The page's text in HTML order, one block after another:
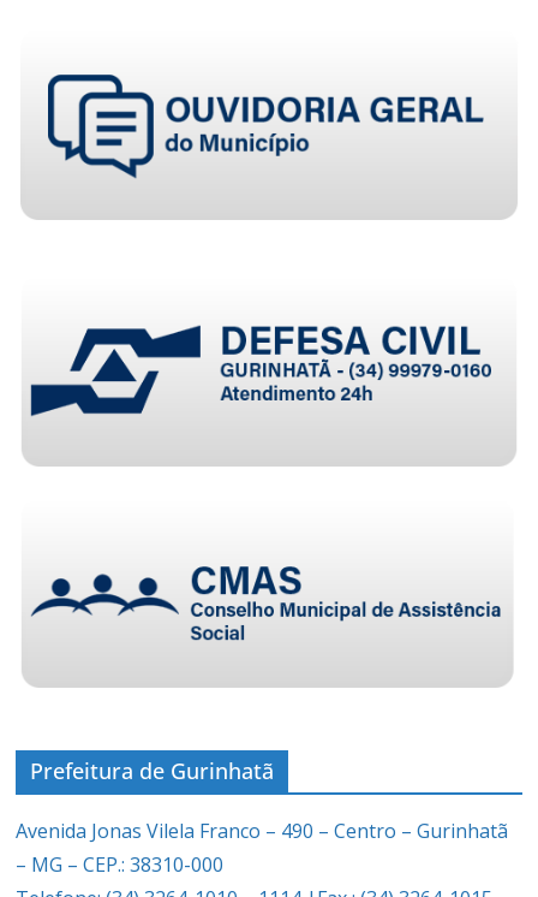
Prefeitura de Gurinhatã
Avenida Jonas Vilela Franco – 490 – Centro – Gurinhatã
– MG – CEP.: 38310-000